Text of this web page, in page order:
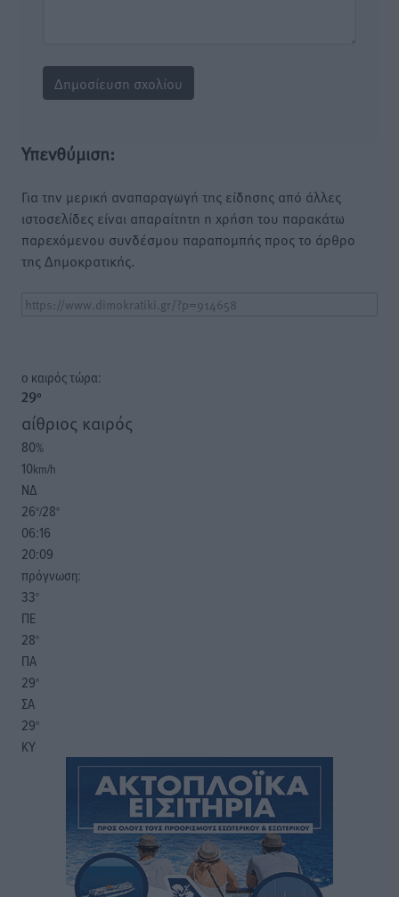
Υπενθύμιση:
Για την μερική αναπαραγωγή της είδησης από άλλες
ιστοσελίδες είναι απαραίτητη η χρήση του παρακάτω
παρεχόμενου συνδέσμου παραπομπής προς το άρθρο
της Δημοκρατικής.
o καιρός τώρα:
29°
αίθριος καιρός
80%
10km/h
ΝΔ
26°/28°
06:16
20:09
πρόγνωση:
33°
ΠΕ
28°
ΠΑ
29°
ΣΑ
29°
ΚΥ